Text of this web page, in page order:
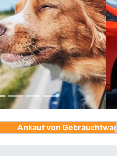
Next
Ankauf von